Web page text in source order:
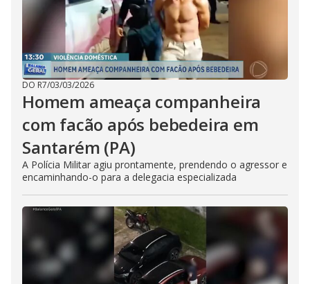
DO R7/03/03/2026
Homem ameaça companheira
com facão após bebedeira em
Santarém (PA)
A Polícia Militar agiu prontamente, prendendo o agressor e
encaminhando-o para a delegacia especializada